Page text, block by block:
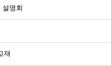
명회
재